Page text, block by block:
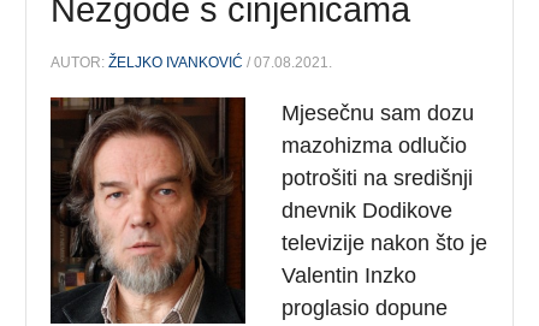
Nezgode s činjenicama
AUTOR:ŽELJKO IVANKOVIĆ / 07.08.2021.
Mjesečnu sam dozu
mazohizma odlučio
potrošiti na središnji
dnevnik Dodikove
televizije nakon što je
Valentin Inzko
proglasio dopune